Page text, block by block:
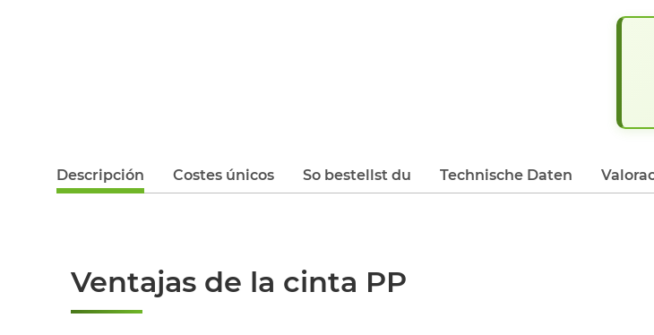
Descripción Costes únicos So bestellst du Technische Daten
Ventajas de la cinta PP